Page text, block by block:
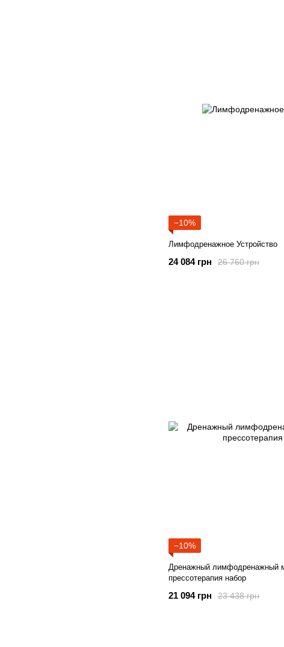
−10%
Лимфодренажное Устройство
26 760 грн
24 084 грн
−10%
Дренажный лимфодренажный
прессотерапия набор
23 438 грн
21 094 грн